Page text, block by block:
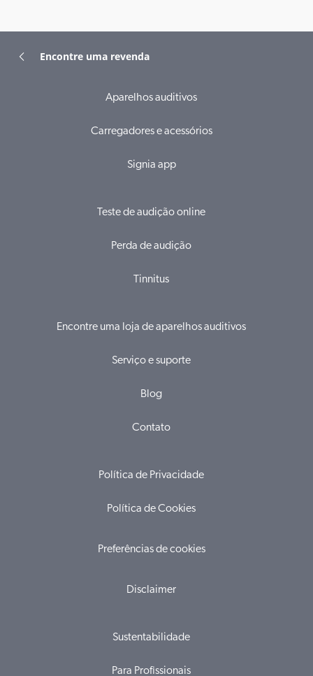
Encontre uma revenda
Aparelhos auditivos
Carregadores e acessórios
Signia app
Teste de audição online
Perda de audição
Tinnitus
Encontre uma loja de aparelhos auditivos
Serviço e suporte
Blog
Contato
Política de Privacidade
Política de Cookies
Preferências de cookies
Disclaimer
Sustentabilidade
Para Profissionais